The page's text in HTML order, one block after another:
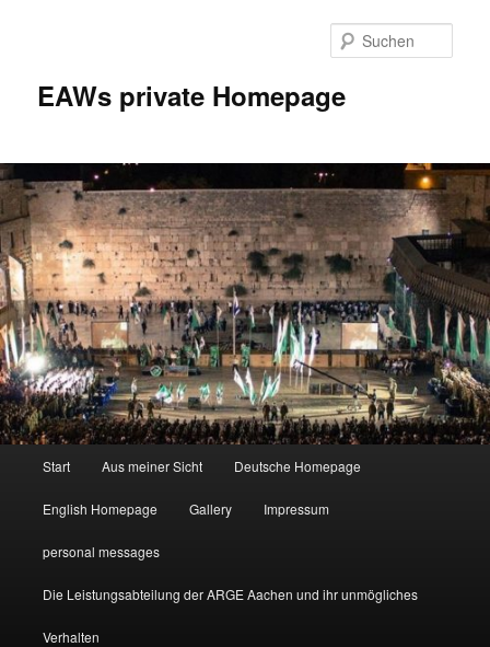
EAWs private Homepage
Start Aus meiner Sicht Deutsche Homepage
English Homepage Gallery Impressum
personal messages
Die Leistungsabteilung der ARGE Aachen und ihr unmögliches
Verhalten